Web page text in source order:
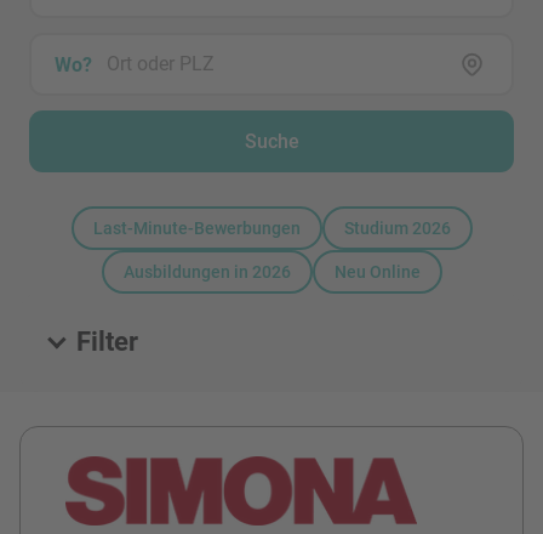
Wo?
Suche
Last-Minute-Bewerbungen Studium 2026
Ausbildungen in 2026 Neu Online
Filter
Alle Stellen